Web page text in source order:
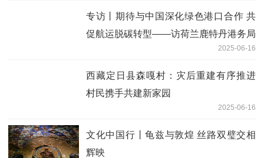
专访丨期待与中国深化绿色港口合作 共
促航运脱碳转型——访荷兰鹿特丹港务局
2025-06-16
西藏定日县森嘎村：灾后重建有序推进
村民携手共建新家园
2025-06-16
文化中国行丨龟兹与敦煌 丝路双璧交相
辉映